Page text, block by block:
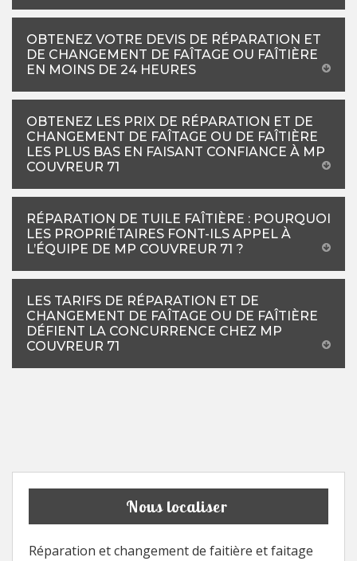
OBTENEZ VOTRE DEVIS DE RÉPARATION ET
DE CHANGEMENT DE FAÎTAGE OU FAÎTIÈRE
EN MOINS DE 24 HEURES
OBTENEZ LES PRIX DE RÉPARATION ET DE
CHANGEMENT DE FAÎTAGE OU DE FAÎTIÈRE
LES PLUS BAS EN FAISANT CONFIANCE À MP
COUVREUR 71
RÉPARATION DE TUILE FAÎTIÈRE : POURQUOI
LES PROPRIÉTAIRES FONT-ILS APPEL À
L’ÉQUIPE DE MP COUVREUR 71 ?
LES TARIFS DE RÉPARATION ET DE
CHANGEMENT DE FAÎTAGE OU DE FAÎTIÈRE
DÉFIENT LA CONCURRENCE CHEZ MP
COUVREUR 71
Nous localiser
Réparation et changement de faitière et faitage